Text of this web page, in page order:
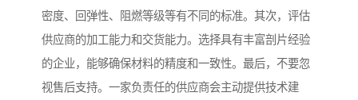
密度、回弹性、阻燃等级等有不同的标准。其次，评估
供应商的加工能力和交货能力。选择具有丰富剖片经验
的企业，能够确保材料的精度和一致性。最后，不要忽
视售后支持。一家负责任的供应商会主动提供技术建